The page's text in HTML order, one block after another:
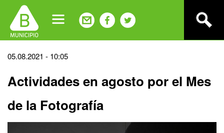
navigation
Back
top
05.08.2021 - 10:05
Actividades en agosto por el Mes
de la Fotografía